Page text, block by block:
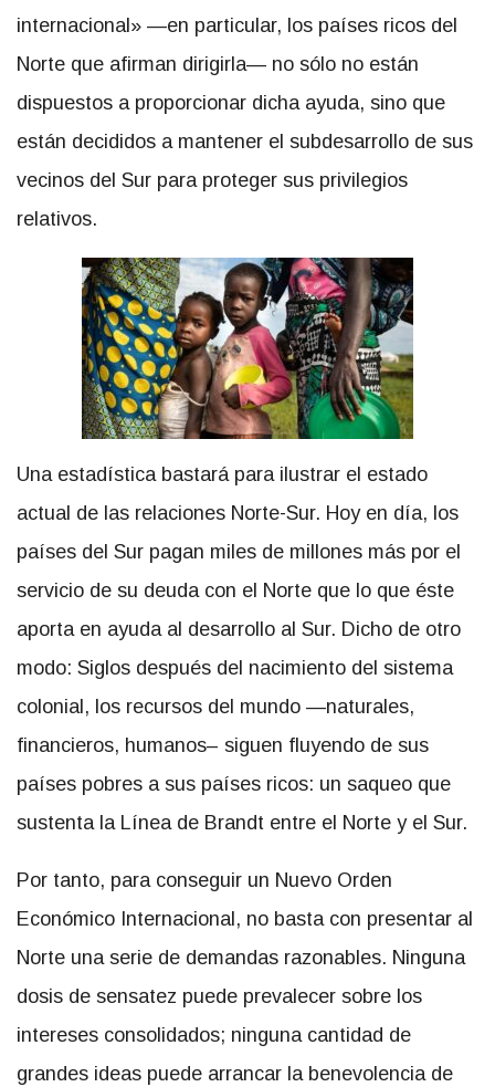
internacional» —en particular, los países ricos del
Norte que afirman dirigirla— no sólo no están
dispuestos a proporcionar dicha ayuda, sino que
están decididos a mantener el subdesarrollo de sus
vecinos del Sur para proteger sus privilegios
relativos.
Una estadística bastará para ilustrar el estado
actual de las relaciones Norte-Sur. Hoy en día, los
países del Sur pagan miles de millones más por el
servicio de su deuda con el Norte que lo que éste
aporta en ayuda al desarrollo al Sur. Dicho de otro
modo: Siglos después del nacimiento del sistema
colonial, los recursos del mundo —naturales,
financieros, humanos– siguen fluyendo de sus
países pobres a sus países ricos: un saqueo que
sustenta la Línea de Brandt entre el Norte y el Sur.
Por tanto, para conseguir un Nuevo Orden
Económico Internacional, no basta con presentar al
Norte una serie de demandas razonables. Ninguna
dosis de sensatez puede prevalecer sobre los
intereses consolidados; ninguna cantidad de
grandes ideas puede arrancar la benevolencia de